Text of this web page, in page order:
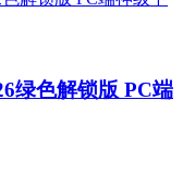
绿色解锁版 PC端